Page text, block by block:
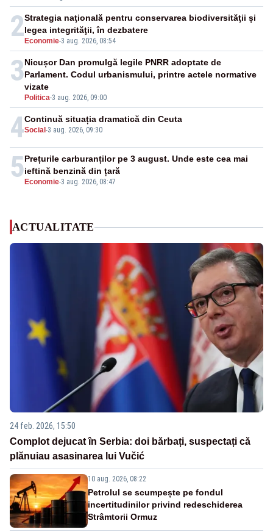
2 Economie-3 aug. 2026, 08:54
Strategia naţională pentru conservarea biodiversităţii și
legea integrităţii, în dezbatere
3
Politica-3 aug. 2026, 09:00
Nicușor Dan promulgă legile PNRR adoptate de
Parlament. Codul urbanismului, printre actele normative
vizate
4Social -3 aug. 2026, 09:30
Continuă situația dramatică din Ceuta
5 Economie-3 aug. 2026, 08:47
Prețurile carburanților pe 3 august. Unde este cea mai
ieftină benzină din țară
ACTUALITATE
24 feb. 2026, 15:50
Complot dejucat în Serbia: doi bărbați, suspectați că
plănuiau asasinarea lui Vučić
10 aug. 2026, 08:22
Petrolul se scumpește pe fondul
incertitudinilor privind redeschiderea
Strâmtorii Ormuz